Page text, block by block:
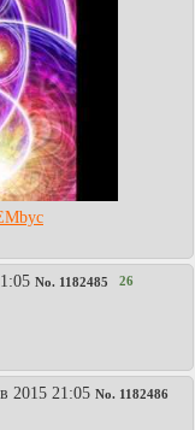
No. 1182485 26
2015 21:05 No. 1182486